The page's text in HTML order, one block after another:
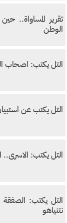
تقرير المساواة..
الوطن
التل يكتب: اصحاب
التل يكتب عن
التل يكتب: الاسرى..
التل يكتب: الصفقة
نتنياهو